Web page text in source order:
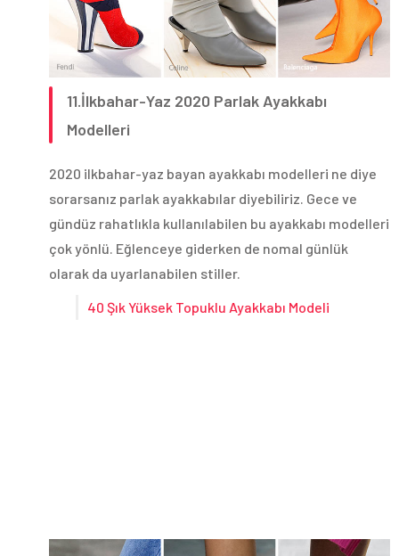
11.İlkbahar-Yaz 2020 Parlak Ayakkabı
Modelleri
2020 ilkbahar-yaz bayan ayakkabı modelleri ne diye
sorarsanız parlak ayakkabılar diyebiliriz. Gece ve
gündüz rahatlıkla kullanılabilen bu ayakkabı modelleri
çok yönlü. Eğlenceye giderken de nomal günlük
olarak da uyarlanabilen stiller.
40 Şık Yüksek Topuklu Ayakkabı Modeli